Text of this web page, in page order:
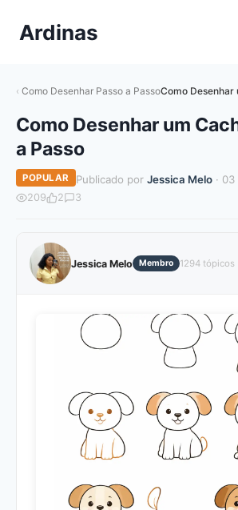
paraArdinas
Como Desenhar Passo a PassoComo Desenhar
Como Desenhar um
a Passo
POPULAR Publicado por Jessica Melo· 03
209 2 3
Jessica Melo Membro 1294 tópicos